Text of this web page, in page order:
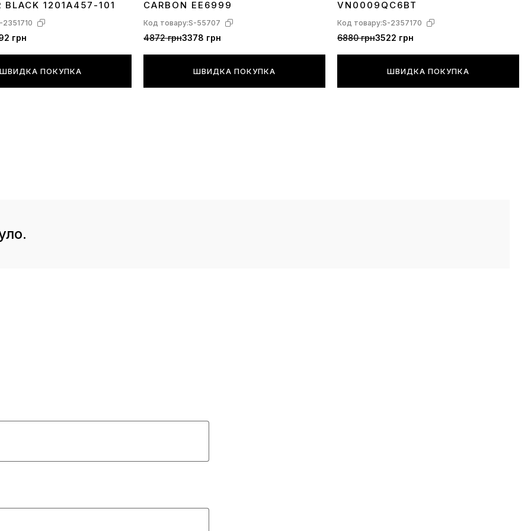
BLACK 1201A457-101
2351710
грн
ШВИДКА ПОКУПКА
CARBON EE6999
Код товару:S-55707
4872 грн3378 грн
ШВИДКА ПОКУПКА
VN0009QC6BT
Код товару:S-2357170
6880 грн3522 грн
ШВИДКА ПОКУПКА